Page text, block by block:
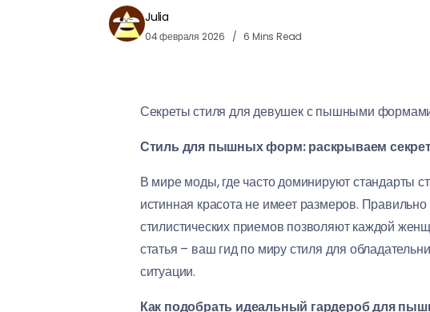
Julia
04 февраля 2026 6 Mins Read
Секреты стиля для девушек с пышными
Стиль для пышных форм: раскрываем
В мире моды, где часто доминируют стандарты
истинная красота не имеет размеров.
стилистических приемов позволяют каждой
статья – ваш гид по миру стиля для
ситуации.
Как подобрать идеальный гардероб для